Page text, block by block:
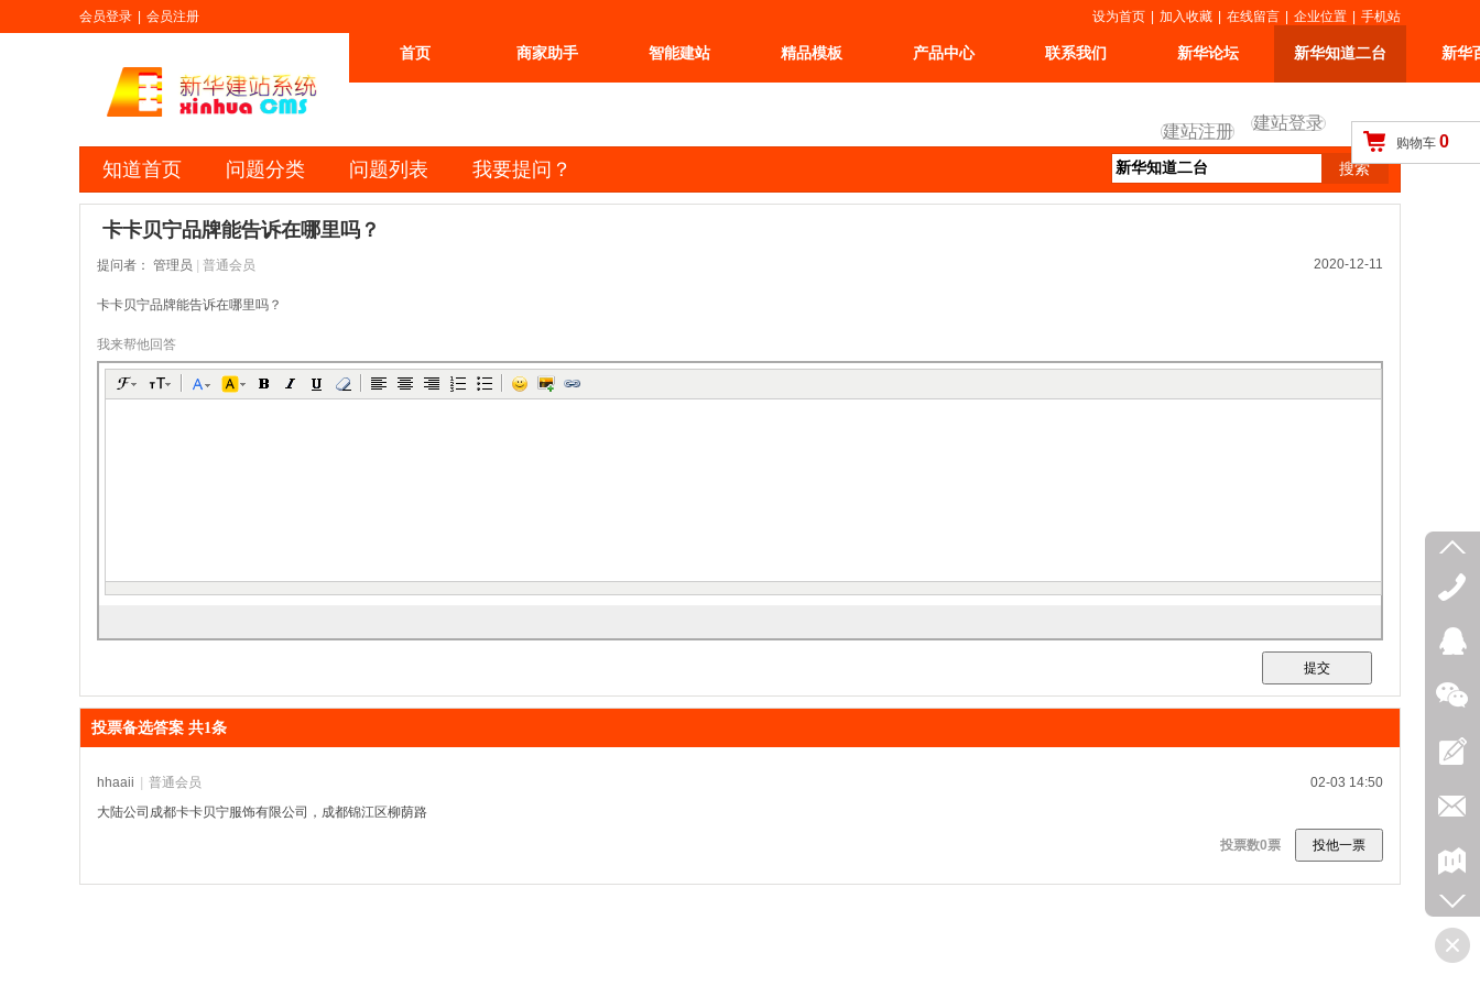
建站注册 建站登录
购物车 0
首页 商家助手 智能建站 精品模板 产品中心 联系我们 新华论坛 新华知道二台 新华
会员登录 会员注册 设为首页 加入收藏 在线留言 企业位置 手机站
知道首页 问题分类 问题列表 我要提问？
卡卡贝宁品牌能告诉在哪里吗？
2020-12-11
提问者： 管理员 普通会员
卡卡贝宁品牌能告诉在哪里吗？
我来帮他回答
投票备选答案 共1条
hhaaii 普通会员
02-03 14:50
大陆公司成都卡卡贝宁服饰有限公司，成都锦江区柳荫路
投票数0票